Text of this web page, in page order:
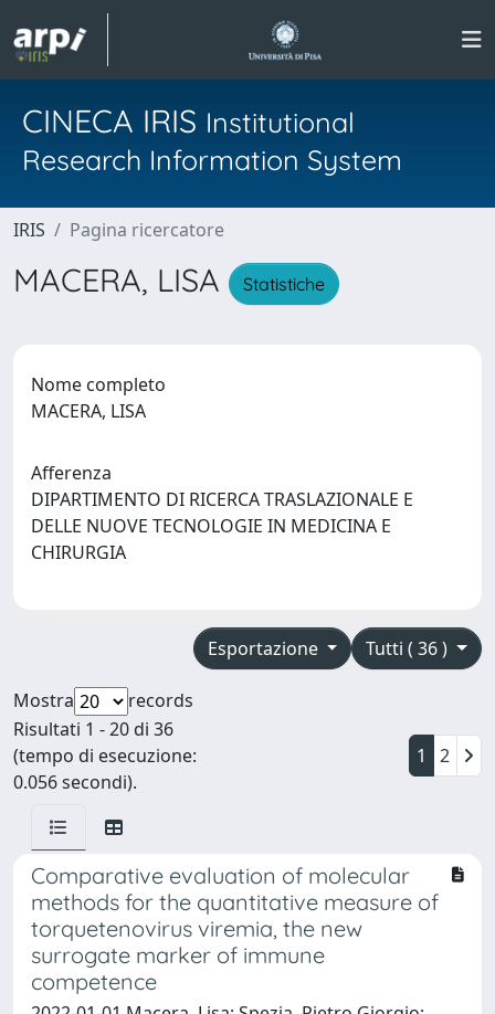
CINECA IRIS Institutional
Research Information System
IRIS Pagina ricercatore
MACERA, LISA Statistiche
Nome completo
MACERA, LISA
Afferenza
DIPARTIMENTO DI RICERCA TRASLAZIONALE E
DELLE NUOVE TECNOLOGIE IN MEDICINA E
CHIRURGIA
Tutti ( 36 )
Esportazione
Mostra
records
Risultati 1 - 20 di 36
(tempo di esecuzione:
0.056 secondi).
1 2
Comparative evaluation of molecular
methods for the quantitative measure of
torquetenovirus viremia, the new
surrogate marker of immune
competence